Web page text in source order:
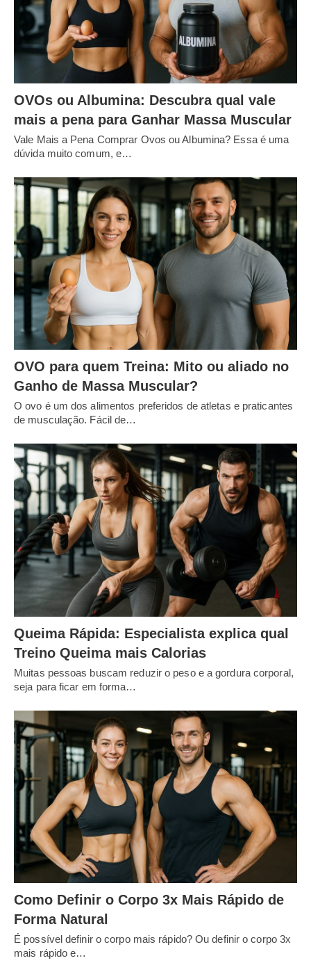
OVOs ou Albumina: Descubra qual vale
mais a pena para Ganhar Massa Muscular
Vale Mais a Pena Comprar Ovos ou Albumina? Essa é uma
dúvida muito comum, e…
OVO para quem Treina: Mito ou aliado no
Ganho de Massa Muscular?
O ovo é um dos alimentos preferidos de atletas e praticantes
de musculação. Fácil de…
Queima Rápida: Especialista explica qual
Treino Queima mais Calorias
Muitas pessoas buscam reduzir o peso e a gordura corporal,
seja para ficar em forma…
Como Definir o Corpo 3x Mais Rápido de
Forma Natural
É possível definir o corpo mais rápido? Ou definir o corpo 3x
mais rápido e…